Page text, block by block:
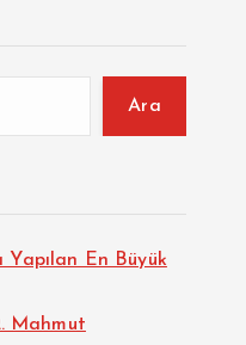
Ara
En Büyük
Mahmut